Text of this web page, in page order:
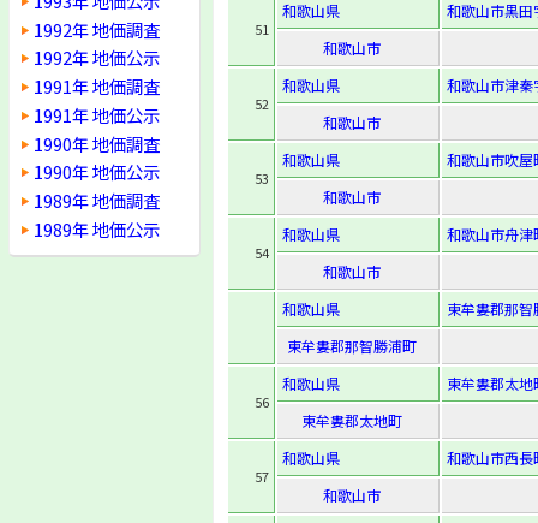
1992年 地価調査
1992年 地価公示
1991年 地価調査
1991年 地価公示
1990年 地価調査
1990年 地価公示
1989年 地価調査
1989年 地価公示
51
和歌山県
和歌山市黒
和歌山市
52
和歌山県
和歌山市津
和歌山市
53
和歌山県
和歌山市吹
和歌山市
54
和歌山県
和歌山市舟
和歌山市
和歌山県
東牟婁郡那
東牟婁郡那智勝浦町
56
和歌山県
東牟婁郡太
東牟婁郡太地町
57
和歌山県
和歌山市西
和歌山市